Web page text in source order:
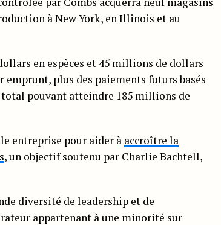
à New York, en Illinois et au
en espèces et 45 millions de dollars
plus des paiements futurs basés
pouvant atteindre 185 millions de
entreprise pour aider à accroître la
, un objectif soutenu par Charlie Bachtell,
diversité de leadership et de
appartenant à une minorité sur